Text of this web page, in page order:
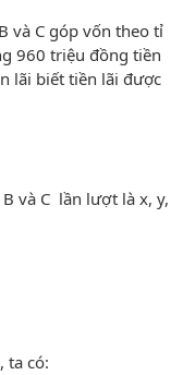
và C góp vốn theo tỉ
960 triệu đồng tiền
lãi biết tiền lãi được
và C lần lượt là x, y,
ta có: